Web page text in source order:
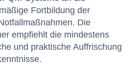
Fortbildung der
Die
empfiehlt die mindestens
und praktische Auffrischung